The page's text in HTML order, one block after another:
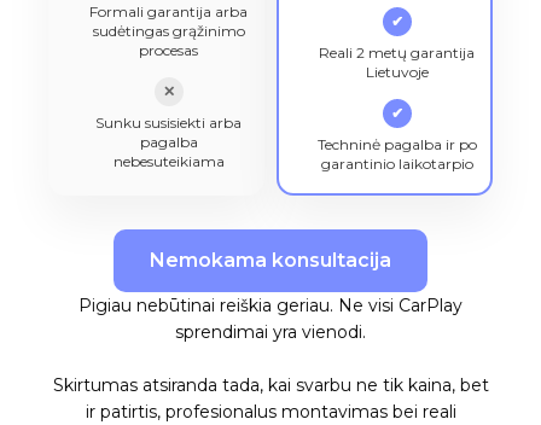
Formali garantija arba
sudėtingas grąžinimo
procesas
✕
Sunku susisiekti arba
pagalba
nebesuteikiama
✔
Reali 2 metų garantija
Lietuvoje
✔
Techninė pagalba ir po
garantinio laikotarpio
Nemokama konsultacija
Pigiau nebūtinai reiškia geriau. Ne visi CarPlay
sprendimai yra vienodi.
Skirtumas atsiranda tada, kai svarbu ne tik kaina, bet
ir patirtis, profesionalus montavimas bei reali